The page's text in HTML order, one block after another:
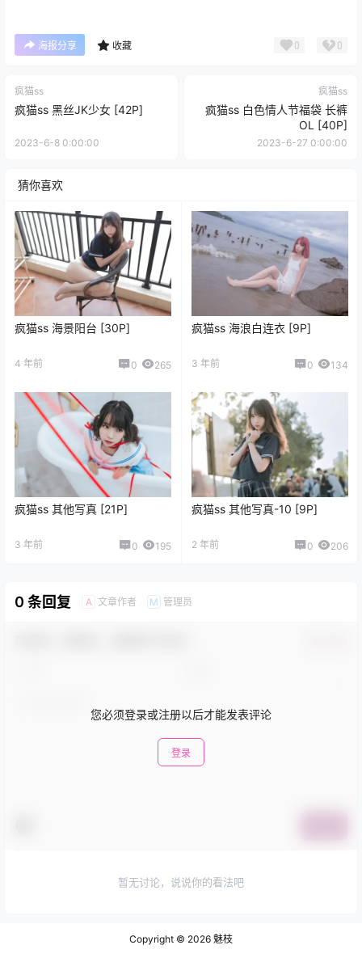
海报分享 收藏 0 0
疯猫ss
疯猫ss 黑丝JK少女 [42P]
2023-6-8 0:00:00
疯猫ss
疯猫ss 白色情人节福袋 长裤
OL [40P]
2023-6-27 0:00:00
猜你喜欢
疯猫ss 海景阳台 [30P]
4 年前 0 265
疯猫ss 海浪白连衣 [9P]
3 年前 0 134
疯猫ss 其他写真 [21P]
3 年前 0 195
疯猫ss 其他写真-10 [9P]
2 年前 0 206
0 条回复 A 文章作者 M 管理员
您必须登录或注册以后才能发表评论
登录
暂无讨论，说说你的看法吧
Copyright © 2026 魅枝